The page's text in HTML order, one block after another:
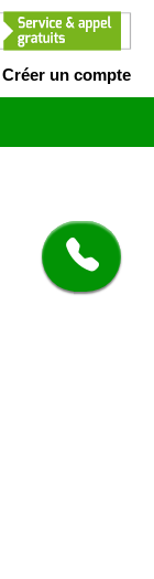
Créer un compte